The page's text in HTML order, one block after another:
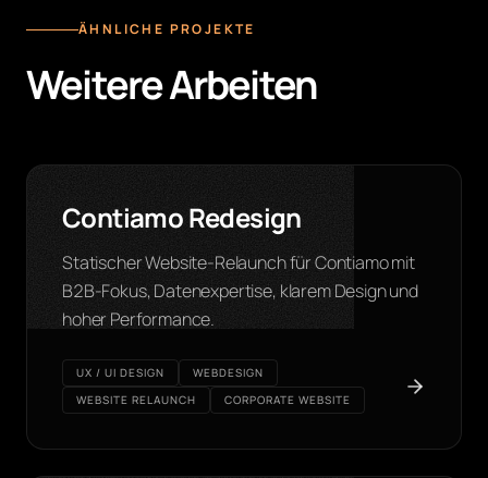
ÄHNLICHE PROJEKTE
Weitere Arbeiten
Contiamo Redesign
Statischer Website-Relaunch für Contiamo mit
B2B-Fokus, Datenexpertise, klarem Design und
hoher Performance.
UX / UI DESIGN
WEBDESIGN
WEBSITE RELAUNCH
CORPORATE WEBSITE